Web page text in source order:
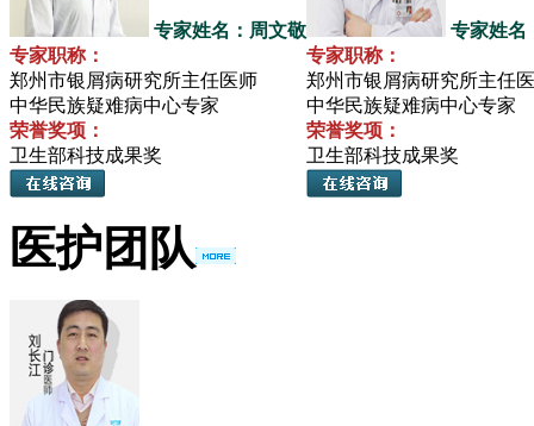
专家姓名：周文敬
专家职称：
郑州市银屑病研究所主任医师
中华民族疑难病中心专家
荣誉奖项：
卫生部科技成果奖
专家姓名
专家职称：
郑州市银屑病研究所主任
中华民族疑难病中心专家
荣誉奖项：
卫生部科技成果奖
医护团队